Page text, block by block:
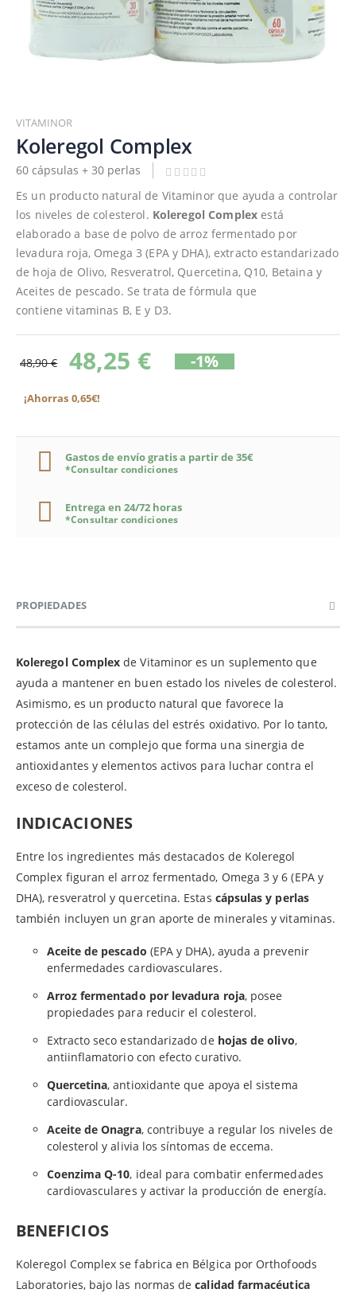
al
comienzo
de
la
galería
imágenes
VITAMINOR
Koleregol Complex
60 cápsulas + 30 perlas
Es un producto natural de Vitaminor que ayuda a controlar
los niveles de colesterol. Koleregol Complex está
elaborado a base de polvo de arroz fermentado por
levadura roja, Omega 3 (EPA y DHA), extracto estandarizado
de hoja de Olivo, Resveratrol, Quercetina, Q10, Betaina y
Aceites de pescado. Se trata de fórmula que
contiene vitaminas B, E y D3.
48,90 € 48,25 € -1%
¡Ahorras 0,65€!
Gastos de envío gratis a partir de 35€
*Consultar condiciones
Entrega en 24/72 horas
*Consultar condiciones
PROPIEDADES
Koleregol Complex de Vitaminor es un suplemento que
ayuda a mantener en buen estado los niveles de colesterol.
Asimismo, es un producto natural que favorece la
protección de las células del estrés oxidativo. Por lo tanto,
estamos ante un complejo que forma una sinergia de
antioxidantes y elementos activos para luchar contra el
exceso de colesterol.
INDICACIONES
Entre los ingredientes más destacados de Koleregol
Complex figuran el arroz fermentado, Omega 3 y 6 (EPA y
DHA), resveratrol y quercetina. Estas cápsulas y perlas
también incluyen un gran aporte de minerales y vitaminas.
Aceite de pescado (EPA y DHA), ayuda a prevenir
enfermedades cardiovasculares.
Arroz fermentado por levadura roja, posee
propiedades para reducir el colesterol.
Extracto seco estandarizado de hojas de olivo,
antiinflamatorio con efecto curativo.
Quercetina, antioxidante que apoya el sistema
cardiovascular.
Aceite de Onagra, contribuye a regular los niveles de
colesterol y alivia los síntomas de eccema.
Coenzima Q-10, ideal para combatir enfermedades
cardiovasculares y activar la producción de energía.
BENEFICIOS
Koleregol Complex se fabrica en Bélgica por Orthofoods
Laboratories, bajo las normas decalidad farmacéutica